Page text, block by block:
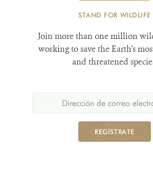
STAND FOR WILDLIFE
Join more than one million
working to save the Earth's
and threatened
REGÍSTRATE